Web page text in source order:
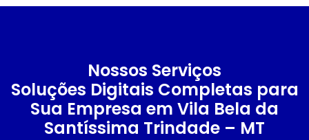
Nossos Serviços
Soluções Digitais Completas para
Sua Empresa em Vila Bela da
Santíssima Trindade – MT